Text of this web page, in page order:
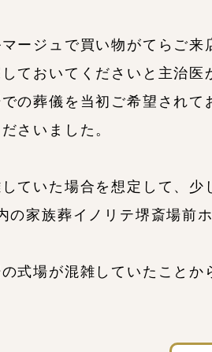
ージュで買い物がてらご来
ておいてくださいと主治医
の葬儀を当初ご希望され
さいました。
ていた場合を想定して、少
家族葬イノリテ堺斎場前
式場が混雑していたこと